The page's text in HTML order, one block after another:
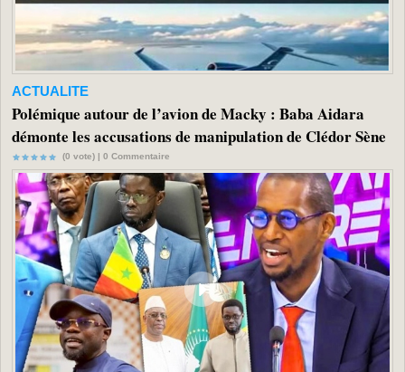
ACTUALITE
Polémique autour de l’avion de Macky : Baba Aidara
démonte les accusations de manipulation de Clédor Sène
(0 vote) | 0 Commentaire